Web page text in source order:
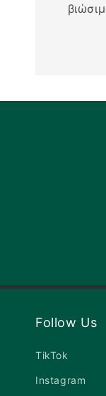
Follow Us
TikTok
Instagram